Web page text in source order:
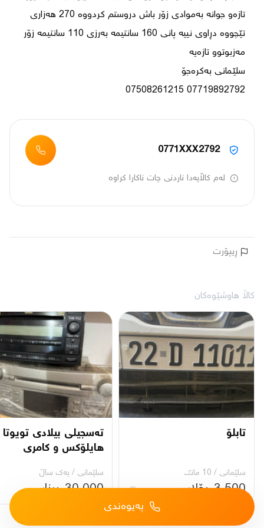
07719892792 07508261215
0771XXX2792
لەم کاڵایەدا ناردنی چات ناکارا کراوە
ڕیپۆرت
کاڵا هاوشێوەکان
تابلۆ
سلێمانی / 10 مانگ
3,500 دۆلار
تەسجیلی بیلادی تویوتا
هایلۆکس و کامری
سلێمانی / یه‌ك ساڵ
30,000 دینار
پەیوەندی